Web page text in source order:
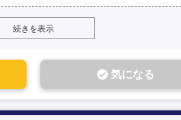
続きを表示
気になる